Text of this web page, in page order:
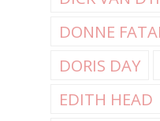
DONNE
DORIS DAY
EDITH HEAD